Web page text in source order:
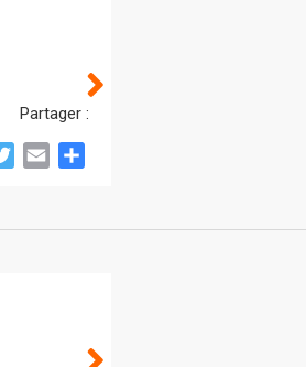
Partager :
TwitterEmail